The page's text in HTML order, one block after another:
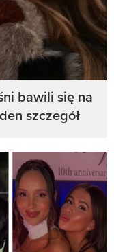
bawili się na
szczegół